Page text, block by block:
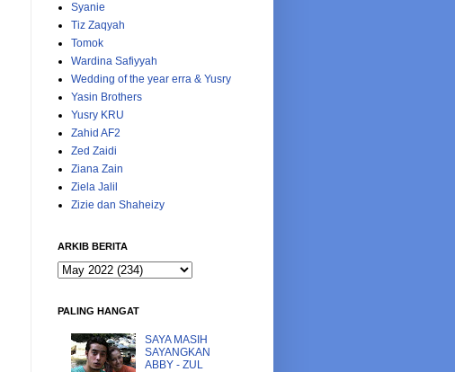
Syanie
Tiz Zaqyah
Tomok
Wardina Safiyyah
Wedding of the year erra & Yusry
Yasin Brothers
Yusry KRU
Zahid AF2
Zed Zaidi
Ziana Zain
Ziela Jalil
Zizie dan Shaheizy
ARKIB BERITA
PALING HANGAT
SAYA MASIH
SAYANGKAN
ABBY - ZUL